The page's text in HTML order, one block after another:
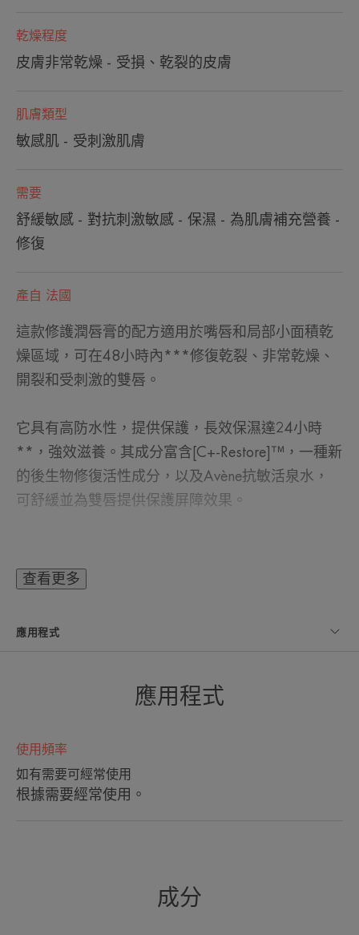
乾燥程度
皮膚非常乾燥 - 受損、乾裂的皮膚
肌膚類型
敏感肌 - 受刺激肌膚
需要
舒緩敏感 - 對抗刺激敏感 - 保濕 - 為肌膚補充營養 -
修復
產自 法國
這款修護潤唇膏的配方適用於嘴唇和局部小面積乾
燥區域，可在48小時內***修復乾裂、非常乾燥、
開裂和受刺激的雙唇。
它具有高防水性，提供保護，長效保濕達24小時
**，強效滋養。其成分富含[C+-Restore]™，一種新
的後生物修復活性成分，以及Avène抗敏活泉水，
可舒緩並為雙唇提供保護屏障效果。
成分配製而成，從第一次使用開始肌膚就恢復舒適
適用於需要修復、滋養及長效保
護，免受外界侵害的敏感、嬌嫩唇
查看更多
應用程式
應用程式
使用頻率
如有需要可經常使用
根據需要經常使用。
成分